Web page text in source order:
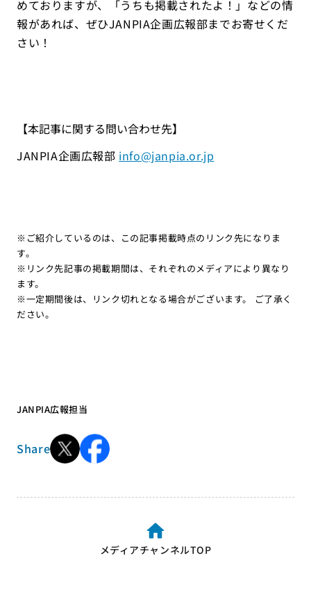
めておりますが、「うちも掲載されたよ！」などの情
報があれば、ぜひJANPIA企画広報部までお寄せくだ
さい！
【本記事に関する問い合わせ先】
JANPIA企画広報部 info@janpia.or.jp
※ご紹介しているのは、この記事掲載時点のリンク先になりま
す。
※リンク先記事の掲載期間は、それぞれのメディアにより異なり
ます。
※一定期間後は、リンク切れとなる場合がございます。 ご了承く
ださい。
JANPIA広報担当
Share
メディアチャンネルTOP